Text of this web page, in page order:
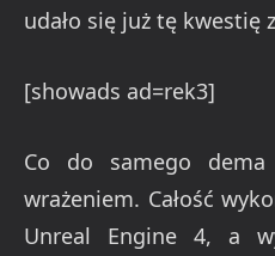
udało się już tę kwestię
[showads ad=rek3]
Co do samego
wrażeniem. Całość
Unreal Engine 4, a